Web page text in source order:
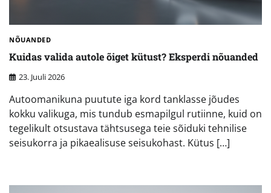
NÕUANDED
Kuidas valida autole õiget kütust? Eksperdi nõuanded
23. Juuli 2026
Autoomanikuna puutute iga kord tanklasse jõudes
kokku valikuga, mis tundub esmapilgul rutiinne, kuid on
tegelikult otsustava tähtsusega teie sõiduki tehnilise
seisukorra ja pikaealisuse seisukohast. Kütus […]